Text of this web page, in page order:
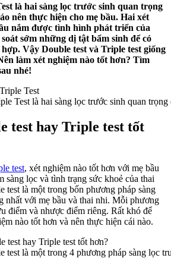
là hai sàng lọc trước sinh quan trọng
nên thực hiện cho mẹ bầu. Hai xét
nắm được tình hình phát triển của
sớm những dị tật bẩm sinh để có
Vậy Double test và Triple test giống
làm xét nghiệm nào tốt hơn? Tìm
nhé!
Test là hai sàng lọc trước sinh quan
test hay Triple test tốt
test, xét nghiệm nào tốt hơn với mẹ bầu
sàng lọc và tình trạng sức khoẻ của thai
test là một trong bốn phương pháp sàng
nhất với mẹ bầu và thai nhi. Mỗi phương
điểm và nhược điểm riêng. Rất khó để
nào tốt hơn và nên thực hiện cái nào.
test là một trong 4 phương pháp sàng lọc